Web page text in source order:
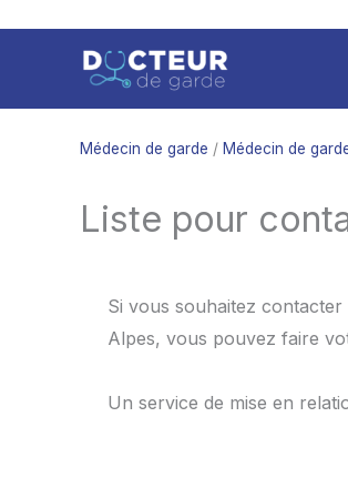
contenu
Médecin de garde / Médecin de
Liste pour
Si vous souhaitez
Alpes, vous pouvez faire
Un service de mise en